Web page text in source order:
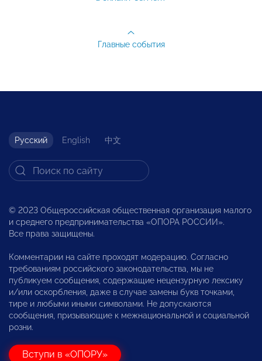
Главные события
Русский English 中文
© 2023 Общероссийская общественная организация малого
и среднего предпринимательства «ОПОРА РОССИИ».
Все права защищены.
Комментарии на сайте проходят модерацию. Согласно
требованиям российского законодательства, мы не
публикуем сообщения, содержащие нецензурную лексику
и/или оскорбления, даже в случае замены букв точками,
тире и любыми иными символами. Не допускаются
сообщения, призывающие к межнациональной и социальной
розни.
Вступи в «ОПОРУ»